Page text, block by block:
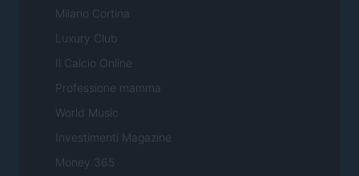
Milano Cortina
Luxury Club
Il Calcio Online
Professione mamma
World Music
Investimenti Magazine
Money 365